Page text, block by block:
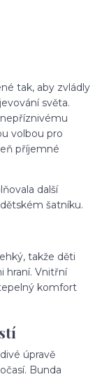
tak, aby zvládly
světa.
volbou pro
příjemné
další
dětském šatníku.
takže děti
hraní. Vnitřní
komfort
úpravě
Bunda